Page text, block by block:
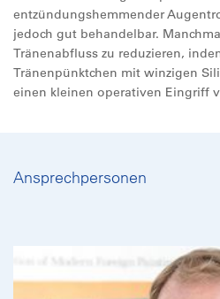
entzündungshemmender
jedoch gut behandelbar.
Tränenabfluss zu reduzieren,
Tränenpünktchen mit winzigen
einen kleinen operativen Eingriff
Ansprechpersonen